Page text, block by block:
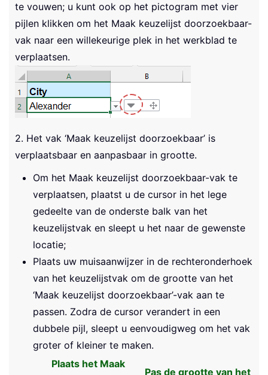
te vouwen; u kunt ook op het pictogram met vier
pijlen klikken om het Maak keuzelijst doorzoekbaar-
vak naar een willekeurige plek in het werkblad te
verplaatsen.
2. Het vak ‘Maak keuzelijst doorzoekbaar’ is
verplaatsbaar en aanpasbaar in grootte.
Om het Maak keuzelijst doorzoekbaar-vak te
verplaatsen, plaatst u de cursor in het lege
gedeelte van de onderste balk van het
keuzelijstvak en sleept u het naar de gewenste
locatie;
Plaats uw muisaanwijzer in de rechteronderhoek
van het keuzelijstvak om de grootte van het
‘Maak keuzelijst doorzoekbaar’-vak aan te
passen. Zodra de cursor verandert in een
dubbele pijl, sleept u eenvoudigweg om het vak
groter of kleiner te maken.
Plaats het Maak
Pas de grootte van het